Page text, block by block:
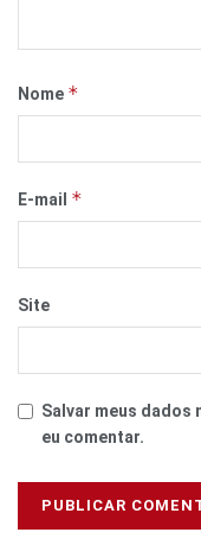
Nome *
E-mail *
Site
Salvar meus dados
eu comentar.